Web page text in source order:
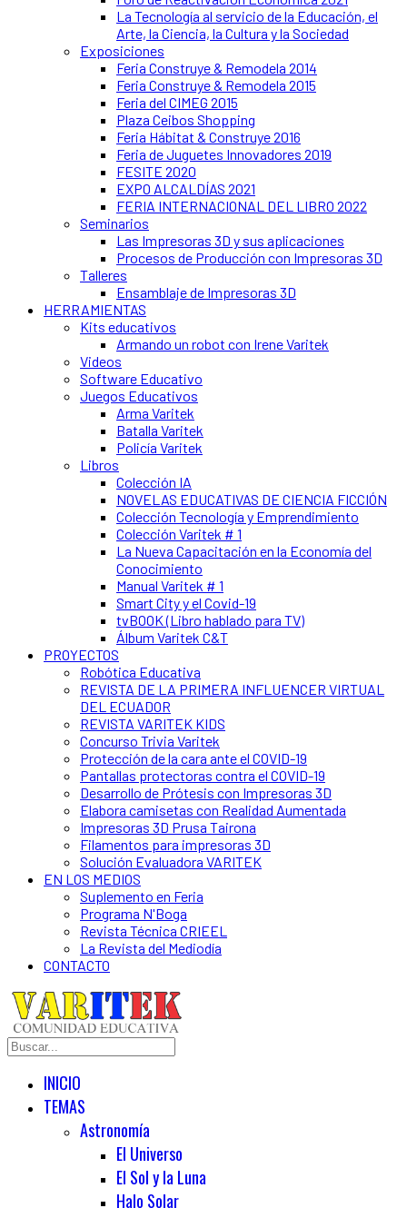
La Tecnología al servicio de la Educación, el
Arte, la Ciencia, la Cultura y la Sociedad
Exposiciones
Feria Construye & Remodela 2014
Feria Construye & Remodela 2015
Feria del CIMEG 2015
Plaza Ceibos Shopping
Feria Hábitat & Construye 2016
Feria de Juguetes Innovadores 2019
FESITE 2020
EXPO ALCALDÍAS 2021
FERIA INTERNACIONAL DEL LIBRO 2022
Seminarios
Las Impresoras 3D y sus aplicaciones
Procesos de Producción con Impresoras 3D
Talleres
Ensamblaje de Impresoras 3D
HERRAMIENTAS
Kits educativos
Armando un robot con Irene Varitek
Videos
Software Educativo
Juegos Educativos
Arma Varitek
Batalla Varitek
Policía Varitek
Libros
Colección IA
NOVELAS EDUCATIVAS DE CIENCIA FICCIÓN
Colección Tecnología y Emprendimiento
Colección Varitek # 1
La Nueva Capacitación en la Economía del
Conocimiento
Manual Varitek # 1
Smart City y el Covid-19
tvBOOK (Libro hablado para TV)
Álbum Varitek C&T
PROYECTOS
Robótica Educativa
REVISTA DE LA PRIMERA INFLUENCER VIRTUAL
DEL ECUADOR
REVISTA VARITEK KIDS
Concurso Trivia Varitek
Protección de la cara ante el COVID-19
Pantallas protectoras contra el COVID-19
Desarrollo de Prótesis con Impresoras 3D
Elabora camisetas con Realidad Aumentada
Impresoras 3D Prusa Tairona
Filamentos para impresoras 3D
Solución Evaluadora VARITEK
EN LOS MEDIOS
Suplemento en Feria
Programa N'Boga
Revista Técnica CRIEEL
La Revista del Mediodía
CONTACTO
INICIO
TEMAS
Astronomía
El Universo
El Sol y la Luna
Halo Solar